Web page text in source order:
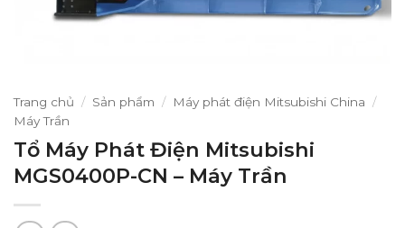
Trang chủ / Sản phẩm / Máy phát điện Mitsubishi China /
Máy Trần
Tổ Máy Phát Điện Mitsubishi
MGS0400P-CN – Máy Trần